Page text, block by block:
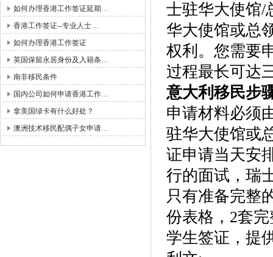
如何办理香港工作签证延期…
香港工作签证--专业人士…
如何办理香港工作签证
英国保留永居身份及入籍条…
南非移民条件
国内公司如何申请香港工作…
拿美国绿卡有什么好处？
澳洲技术移民配偶子女申请…
士驻华大使馆/
华大使馆或总
权利。您需要
过程最长可达
意大利移民步
申请材料必须
驻华大使馆或
证申请当天安
行的面试，瑞
只有准备完整
份表格，2套
学生签证，提